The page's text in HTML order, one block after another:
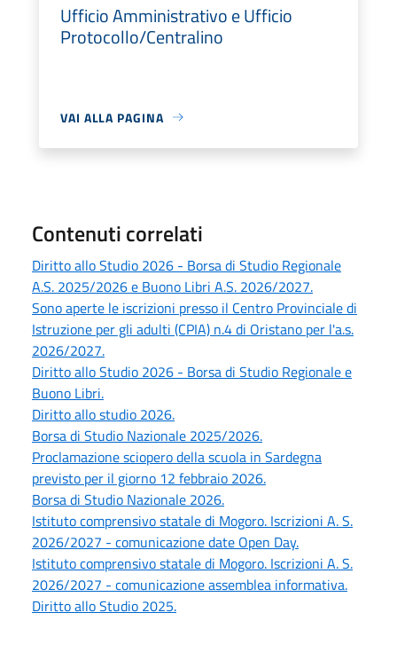
Ufficio Amministrativo e Ufficio
Protocollo/Centralino
VAI ALLA PAGINA
Contenuti correlati
Diritto allo Studio 2026 - Borsa di Studio Regionale
A.S. 2025/2026 e Buono Libri A.S. 2026/2027.
Sono aperte le iscrizioni presso il Centro Provinciale di
Istruzione per gli adulti (CPIA) n.4 di Oristano per l'a.s.
2026/2027.
Diritto allo Studio 2026 - Borsa di Studio Regionale e
Buono Libri.
Diritto allo studio 2026.
Borsa di Studio Nazionale 2025/2026.
Proclamazione sciopero della scuola in Sardegna
previsto per il giorno 12 febbraio 2026.
Borsa di Studio Nazionale 2026.
Istituto comprensivo statale di Mogoro. Iscrizioni A. S.
2026/2027 - comunicazione date Open Day.
Istituto comprensivo statale di Mogoro. Iscrizioni A. S.
2026/2027 - comunicazione assemblea informativa.
Diritto allo Studio 2025.